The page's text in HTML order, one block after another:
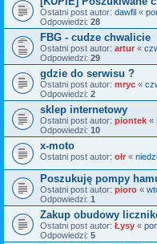
Ostatni post autor: dawfil «
Odpowiedzi: 28
FBG - cudze chwalicie
Ostatni post autor: artur «
Odpowiedzi: 29
gdzie do serwisu ?
Ostatni post autor: mryc «
Odpowiedzi: 2
sklep internetowy
Ostatni post autor: piontek «
Odpowiedzi: 10
x-moto
Ostatni post autor: ołr «
Poszukuję pompy
Ostatni post autor: pioro «
Odpowiedzi: 1
Zakup obudowy
Ostatni post autor: Łysy «
Odpowiedzi: 5